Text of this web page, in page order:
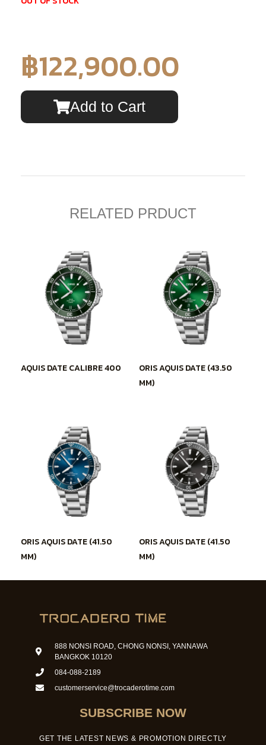
฿122,900.00
Add to Cart
RELATED PRDUCT
AQUIS DATE CALIBRE 400
ORIS AQUIS DATE (43.50
MM)
ORIS AQUIS DATE (41.50
MM)
ORIS AQUIS DATE (41.50
MM)
888 NONSI ROAD, CHONG NONSI, YANNAWA
BANGKOK 10120
084-088-2189
customerservice@trocaderotime.com
SUBSCRIBE NOW
GET THE LATEST NEWS & PROMOTION DIRECTLY